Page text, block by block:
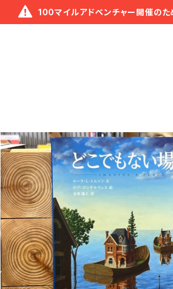
100マイルアドベンチャー開催のた